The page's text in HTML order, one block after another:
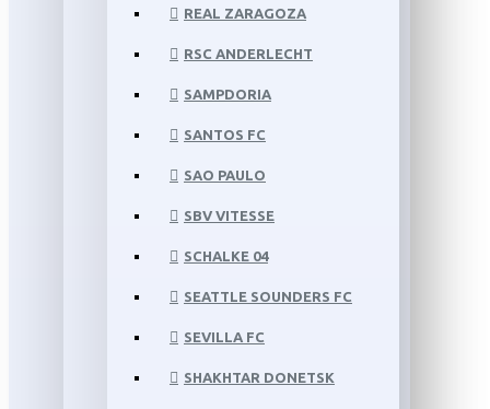
REAL ZARAGOZA
RSC ANDERLECHT
SAMPDORIA
SANTOS FC
SAO PAULO
SBV VITESSE
SCHALKE 04
SEATTLE SOUNDERS FC
SEVILLA FC
SHAKHTAR DONETSK